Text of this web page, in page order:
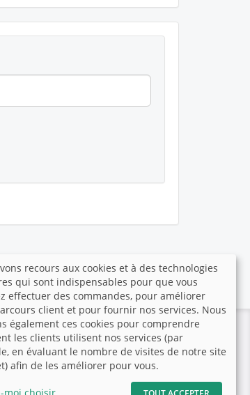
sécurisé
recours aux cookies et à des technologies
qui sont indispensables pour que vous
effectuer des commandes, pour améliorer
client et pour fournir nos services. Nous
également ces cookies pour comprendre
les clients utilisent nos services (par
en évaluant le nombre de visites de notre site
afin de les améliorer pour vous.